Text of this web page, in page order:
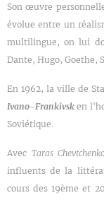
Son œuvre
évolue entre un
multilingue, on lui
Dante, Hugo, Goethe,
En 1962, la ville de
Ivano-Frankivsk en
Soviétique.
Avec Taras
influents de la
cours des 19ème et